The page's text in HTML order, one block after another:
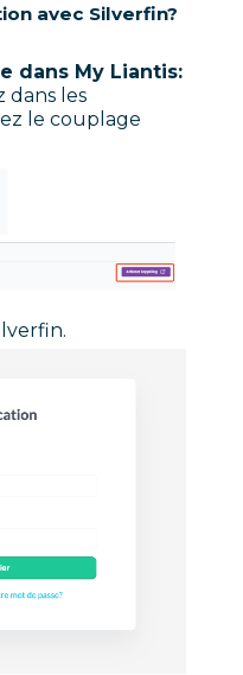
avec Silverfin?
dans My Liantis:
dans les
le couplage